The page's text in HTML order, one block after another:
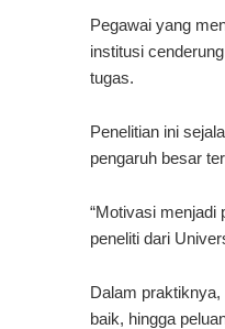
Pegawai yang
institusi
tugas.
Penelitian ini
pengaruh besar
“Motivasi menjadi
peneliti dari
Dalam
baik, hingga